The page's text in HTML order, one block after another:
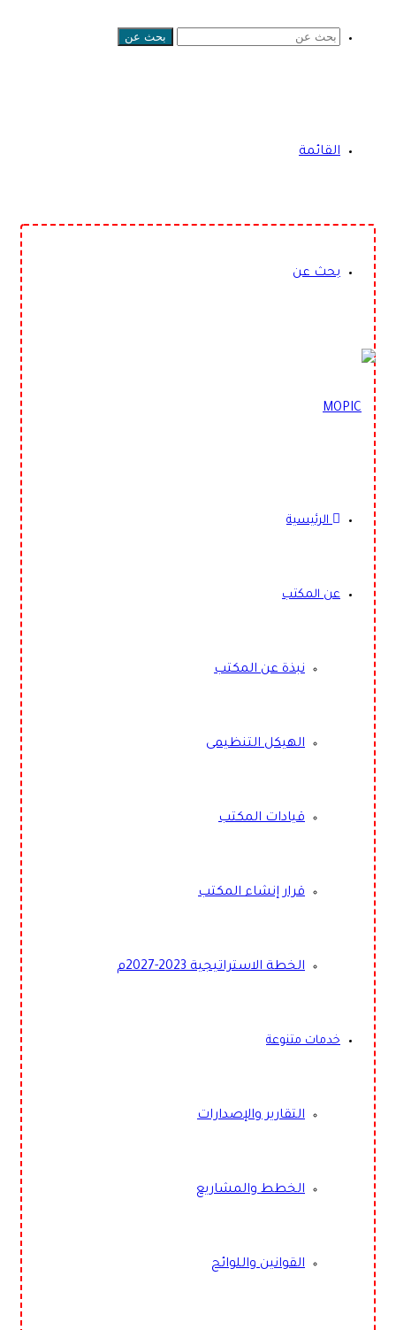
بحث عن
القائمة
بحث عن
الرئيسية
عن المكتب
نبذة عن المكتب
الهيكل التنظيمى
قيادات المكتب
قرار إنشاء المكتب
الخطة الاستراتيجية 2023-2027م
خدمات متنوعة
التقارير والإصدارات
الخطط والمشاريع
القوانين واللوائح